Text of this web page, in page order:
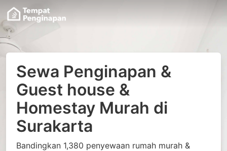
Sewa Penginapan &
Guest house &
Homestay Murah di
Surakarta
Bandingkan 1,380 penyewaan rumah murah &